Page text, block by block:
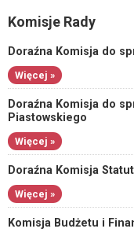
Komisje Rady
Doraźna Komisja do
Więcej »
Doraźna Komisja do
Piastowskiego
Więcej »
Doraźna Komisja
Więcej »
Komisja Budżetu i